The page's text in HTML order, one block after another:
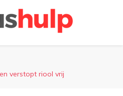
voor DIY’ers
over klussen
verstopt riool vrij